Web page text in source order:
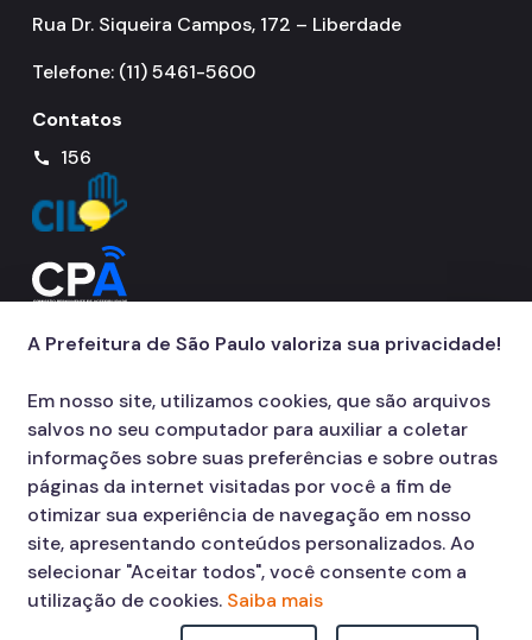
Rua Dr. Siqueira Campos, 172 – Liberdade
Telefone: (11) 5461-5600
Contatos
call 156
A Prefeitura de São Paulo valoriza sua privacidade!
Em nosso site, utilizamos cookies, que são arquivos
salvos no seu computador para auxiliar a coletar
informações sobre suas preferências e sobre outras
páginas da internet visitadas por você a fim de
otimizar sua experiência de navegação em nosso
site, apresentando conteúdos personalizados. Ao
selecionar "Aceitar todos", você consente com a
utilização de cookies. Saiba mais